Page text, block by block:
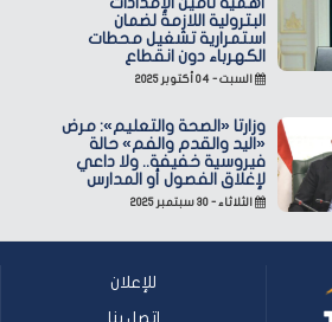
البترولية اللازمة لضمان
استمرارية تشغيل محطات
الكهرباء دون انقطاع
السبت - ٠٤ أكتوبر ٢٠٢٥
وزارتا «الصحة والتعليم»: مرض
«اليد والقدم والفم» حالة
فيروسية خفيفة.. ولا داعي
لإغلاق الفصول أو المدارس
الثلاثاء - ٣٠ سبتمبر ٢٠٢٥
للإعلان
اتصل بنا